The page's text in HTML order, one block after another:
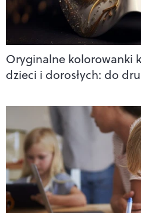
Oryginalne kolorowanki
dzieci i dorosłych: do